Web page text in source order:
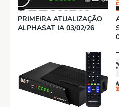
PRIMEIRA ATUALIZAÇÃO
ALPHASAT IA 03/02/26